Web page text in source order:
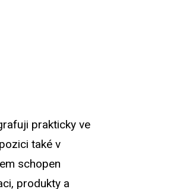
prakticky ve
také v
schopen
produkty a